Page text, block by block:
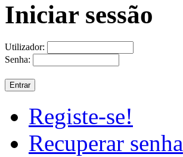
Iniciar sessão
Utilizador:
Senha:
Registe-se!
Recuperar senha